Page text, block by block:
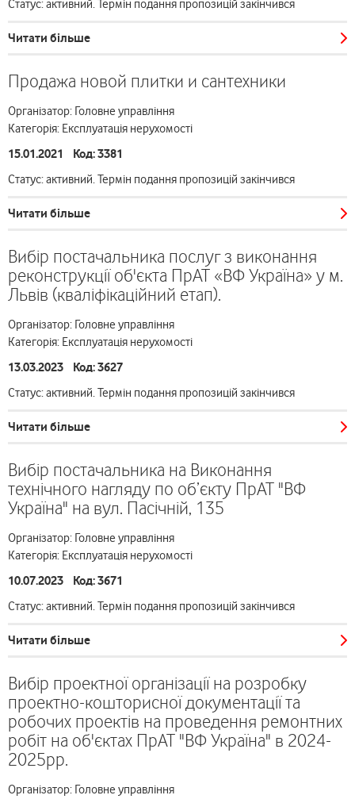
Статус: активний. Термін подання пропозицій закінчився
Читати більше
Продажа новой плитки и сантехники
Організатор: Головне управління
Категорія: Експлуатація нерухомості
15.01.2021 Код: 3381
Статус: активний. Термін подання пропозицій закінчився
Читати більше
Вибір постачальника послуг з виконання
реконструкції об'єкта ПрАТ «ВФ Україна» у м.
Львів (кваліфікаційний етап).
Організатор: Головне управління
Категорія: Експлуатація нерухомості
13.03.2023 Код: 3627
Статус: активний. Термін подання пропозицій закінчився
Читати більше
Вибір постачальника на Виконання
технічного нагляду по об’єкту ПрАТ "ВФ
Україна" на вул. Пасічній, 135
Організатор: Головне управління
Категорія: Експлуатація нерухомості
10.07.2023 Код: 3671
Статус: активний. Термін подання пропозицій закінчився
Читати більше
Вибір проектної організації на розробку
проектно-кошторисної документації та
робочих проектів на проведення ремонтних
робіт на об'єктах ПрАТ "ВФ Україна" в 2024-
2025рр.
Організатор: Головне управління